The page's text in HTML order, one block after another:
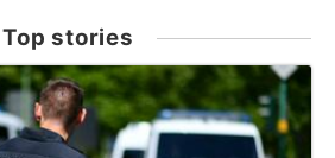
Top stories